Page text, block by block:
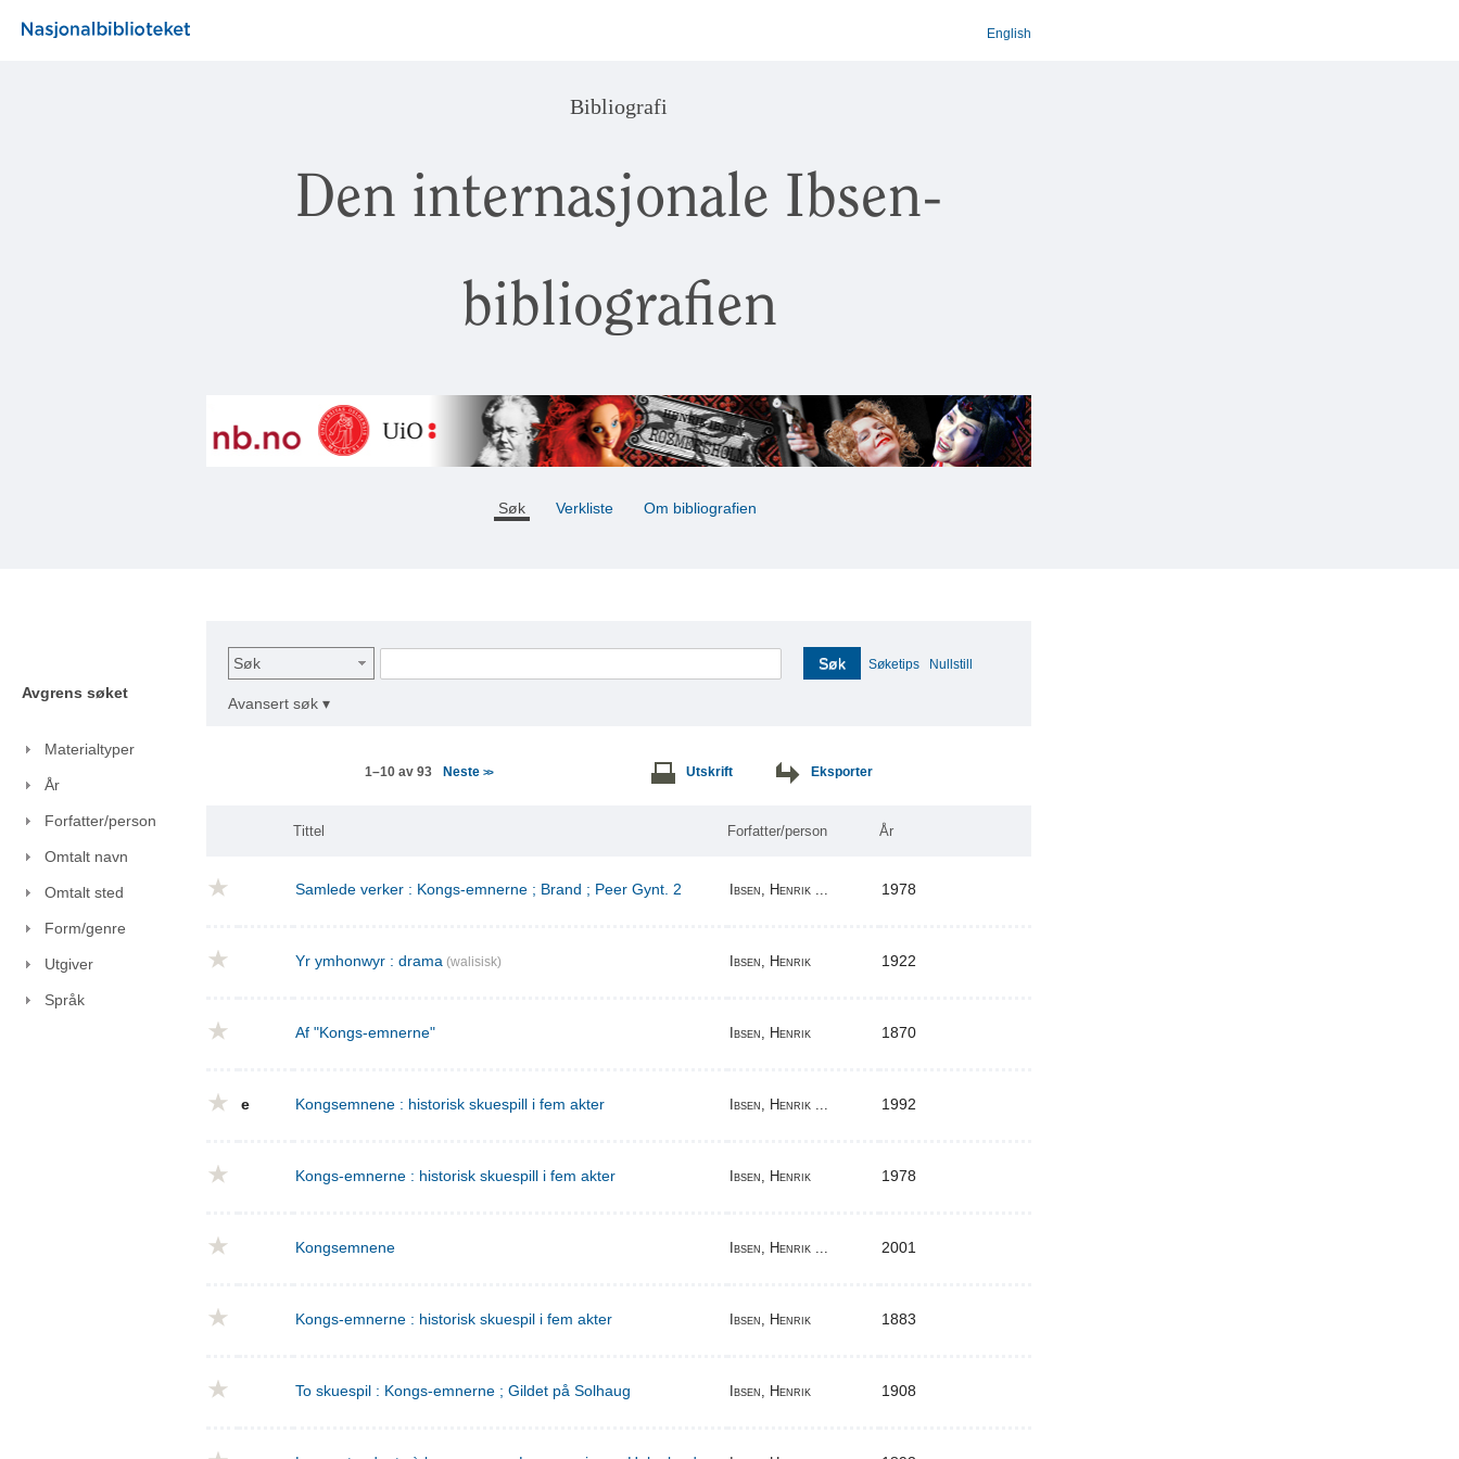
English
Bibliografi
Den internasjonale Ibsen-
bibliografien
Søk Verkliste Om bibliografien
Avgrens søket
Materialtyper
År
Forfatter/person
Omtalt navn
Omtalt sted
Form/genre
Utgiver
Språk
Søk Søk Søketips Nullstill
Avansert søk ▾
1–10 av 93 Neste>> Utskrift Eksporter
Tittel Forfatter/person År
Samlede verker : Kongs-emnerne ; Brand ; Peer Gynt. 2 Ibsen, Henrik ... 1978
Yr ymhonwyr : drama (walisisk) Ibsen, Henrik 1922
Af "Kongs-emnerne" Ibsen, Henrik 1870
e Kongsemnene : historisk skuespill i fem akter Ibsen, Henrik ... 1992
Kongs-emnerne : historisk skuespill i fem akter Ibsen, Henrik 1978
Kongsemnene Ibsen, Henrik ... 2001
Kongs-emnerne : historisk skuespil i fem akter Ibsen, Henrik 1883
To skuespil : Kongs-emnerne ; Gildet på Solhaug Ibsen, Henrik 1908